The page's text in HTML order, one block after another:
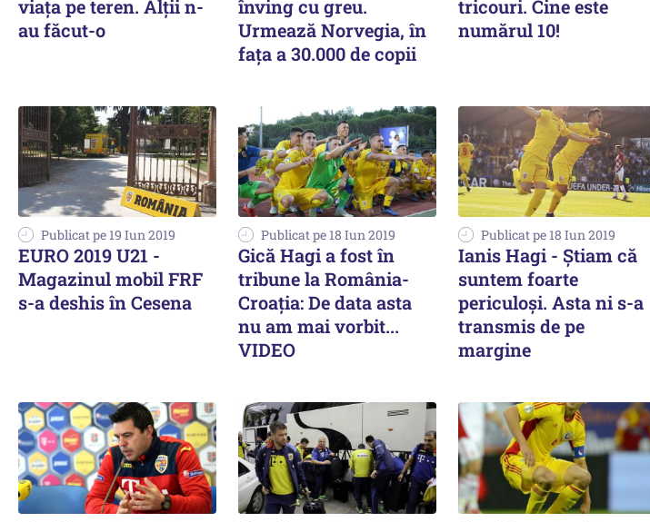
viaţa pe teren. Alţii n-
au făcut-o
înving cu greu.
Urmează Norvegia, în
faţa a 30.000 de copii
tricouri. Cine este
numărul 10!
Publicat pe 19 Iun 2019
EURO 2019 U21 -
Magazinul mobil FRF
s-a deshis în Cesena
Publicat pe 18 Iun 2019
Gică Hagi a fost în
tribune la România-
Croația: De data asta
nu am mai vorbit...
VIDEO
Publicat pe 18 Iun 2019
Ianis Hagi - Știam că
suntem foarte
periculoşi. Asta ni s-a
transmis de pe
margine